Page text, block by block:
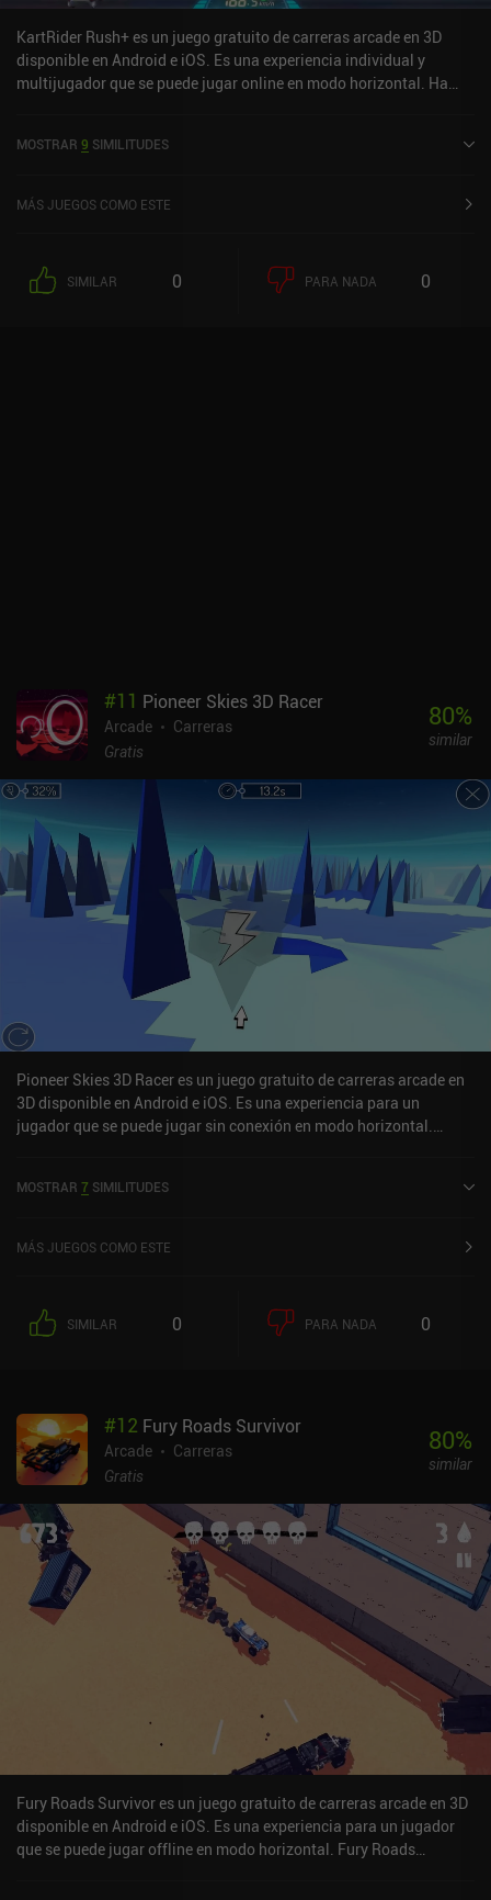
personalizadas.
KartRider Rush+ es un juego gratuito de carreras arcade en 3D
disponible en Android e iOS. Es una experiencia individual y
multijugador que se puede jugar online en modo horizontal. Ha
actual de 3,8 sobre 5,0 en Google Play y de 4,5 sobre 5,0 en la App
MOSTRAR 9 SIMILITUDES
MÁS JUEGOS COMO ESTE
SIMILAR 0 PARA NADA 0
#11 Pioneer Skies 3D Racer
Arcade
Carreras
Gratis
80%
similar
Pioneer Skies 3D Racer es un juego gratuito de carreras arcade en
3D disponible en Android e iOS. Es una experiencia para un
jugador que se puede jugar sin conexión en modo horizontal.
MOSTRAR 7 SIMILITUDES
MÁS JUEGOS COMO ESTE
SIMILAR 0 PARA NADA 0
#12 Fury Roads Survivor
Arcade
Carreras
Gratis
80%
similar
Fury Roads Survivor es un juego gratuito de carreras arcade en 3D
disponible en Android e iOS. Es una experiencia para un jugador
que se puede jugar offline en modo horizontal. Fury Roads